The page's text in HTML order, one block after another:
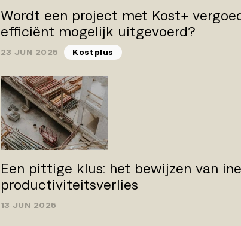
Wordt een project met Kost+
efficiënt mogelijk uitgevoerd?
23 JUN 2025 Kostplus
Een pittige klus: het bewijzen van
productiviteitsverlies
13 JUN 2025